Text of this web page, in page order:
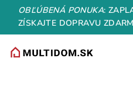
Prejsť
obsah
OBĽÚBENÁ PONUKA:
ZÍSKAJTE DOPRAVU